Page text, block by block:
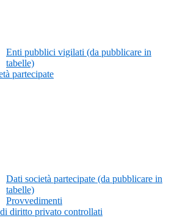
Enti pubblici vigilati (da pubblicare in
tabelle)
partecipate
Dati società partecipate (da pubblicare in
tabelle)
Provvedimenti
diritto privato controllati